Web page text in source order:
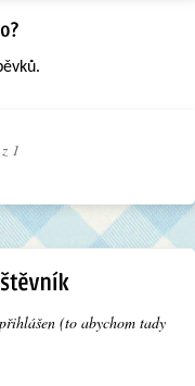
1
(to abychom tady